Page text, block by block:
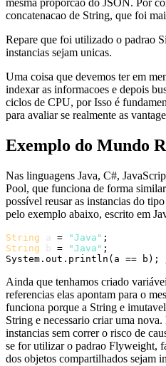
mesma proporcao do JSON. Por
concatenacao de String, que foi
Repare que foi utilizado o padrao
instancias sejam unicas.
Uma coisa que devemos ter em
indexar as informacoes e depois
ciclos de CPU, por Isso é
para avaliar se realmente as
Exemplo do Mundo
Nas linguagens Java, C#,
Pool, que funciona de forma
possível reusar as instancias do
pelo exemplo abaixo, escrito em
String a = "Java"
String
b = "Java" ;
System.out.println(a == b);
Ainda que tenhamos criado
referencias elas apontam para o
funciona porque a String e
String e necessario criar uma
instancias sem correr o risco de
se for utilizar o padrao Flyweight,
dos objetos compartilhados sejam